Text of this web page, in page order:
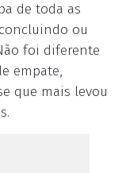
de toda as
ou
foi diferente
empate,
que mais levou